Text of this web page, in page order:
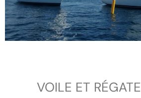
VOILE ET RÉGATE